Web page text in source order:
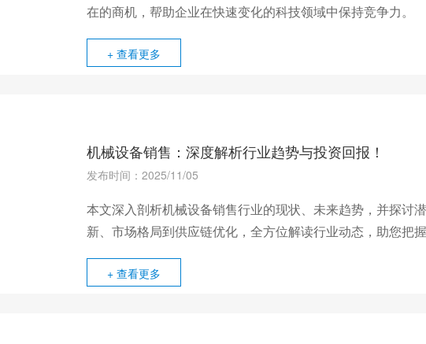
在的商机，帮助企业在快速变化的科技领域中保持竞争力。
+ 查看更多
机械设备销售：深度解析行业趋势与投资回报！
发布时间：2025/11/05
本文深入剖析机械设备销售行业的现状、未来趋势，并探讨
新、市场格局到供应链优化，全方位解读行业动态，助您把握
+ 查看更多